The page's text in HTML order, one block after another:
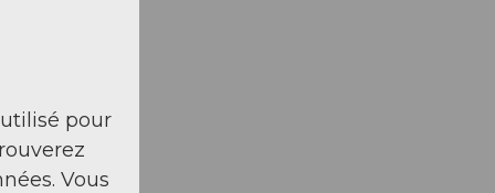
pour
Vous